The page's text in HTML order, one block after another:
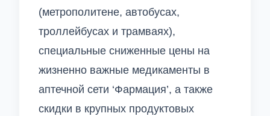
(метрополитене, автобусах,
троллейбусах и трамваях),
специальные сниженные цены на
жизненно важные медикаменты в
аптечной сети ‘Фармация’, а также
скидки в крупных продуктовых